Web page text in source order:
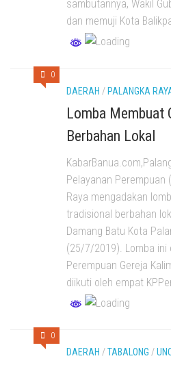
sambutannya, Wakil
dan memuji Kota
0
DAERAH /PALANGKA
Lomba Membuat
Berbahan Lokal
Pelayanan Perempuan
Raya mengadakan
tradisional berbahan
Damang Batu Kota
(25/7/2019). Lomba ini
Perempuan Gereja
diikuti oleh empat
0
DAERAH /TABALONG /